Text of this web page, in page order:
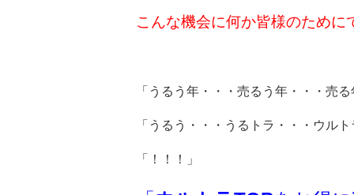
こんな機会に何か皆様のために
「うるう年・・・売るう年・・・売る
「うるう・・・うるトラ・・・ウルト
「！！！」